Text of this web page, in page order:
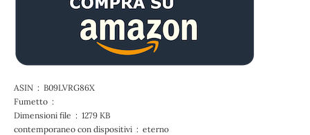
ASIN ‏ : ‎ B09LVRG86X
Fumetto ‏ : ‎
Dimensioni file ‏ : ‎ 1279 KB
contemporaneo con dispositivi ‏ : ‎ eterno